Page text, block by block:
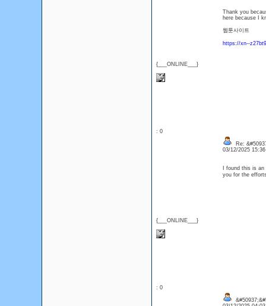
{___ONLINE___}
Thank you
here because I
웹툰사이트
https://xn--
: 0
{___ONLINE___}
Re:
03/12/2025
I found this is
you for the
: 0